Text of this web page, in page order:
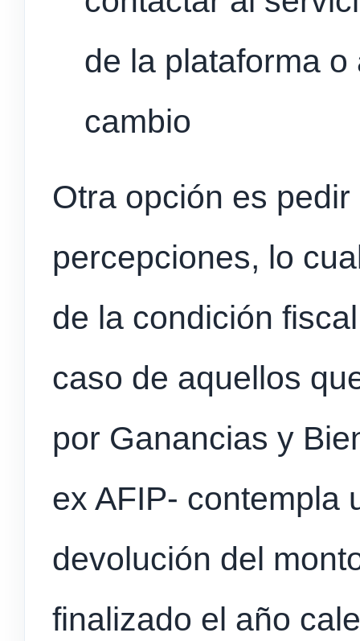
de la plataforma
cambio
Otra opción es
percepciones, lo
de la condición
caso de aquellos
por Ganancias y
ex AFIP- contempla
devolución del
finalizado el año